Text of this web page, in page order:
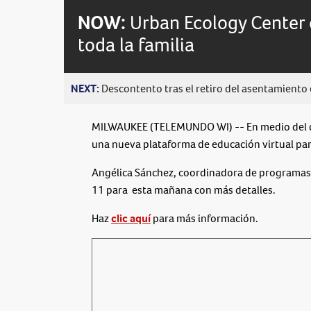
NOW: Urban Ecology
toda la familia
NEXT: Descontento tras el retiro del asentamiento
MILWAUKEE (TELEMUNDO WI) -- En medio
una nueva plataforma de educación virtual
Angélica Sánchez, coordinadora de
11 para esta mañana con más detalles.
Hazclic aquípara más información.